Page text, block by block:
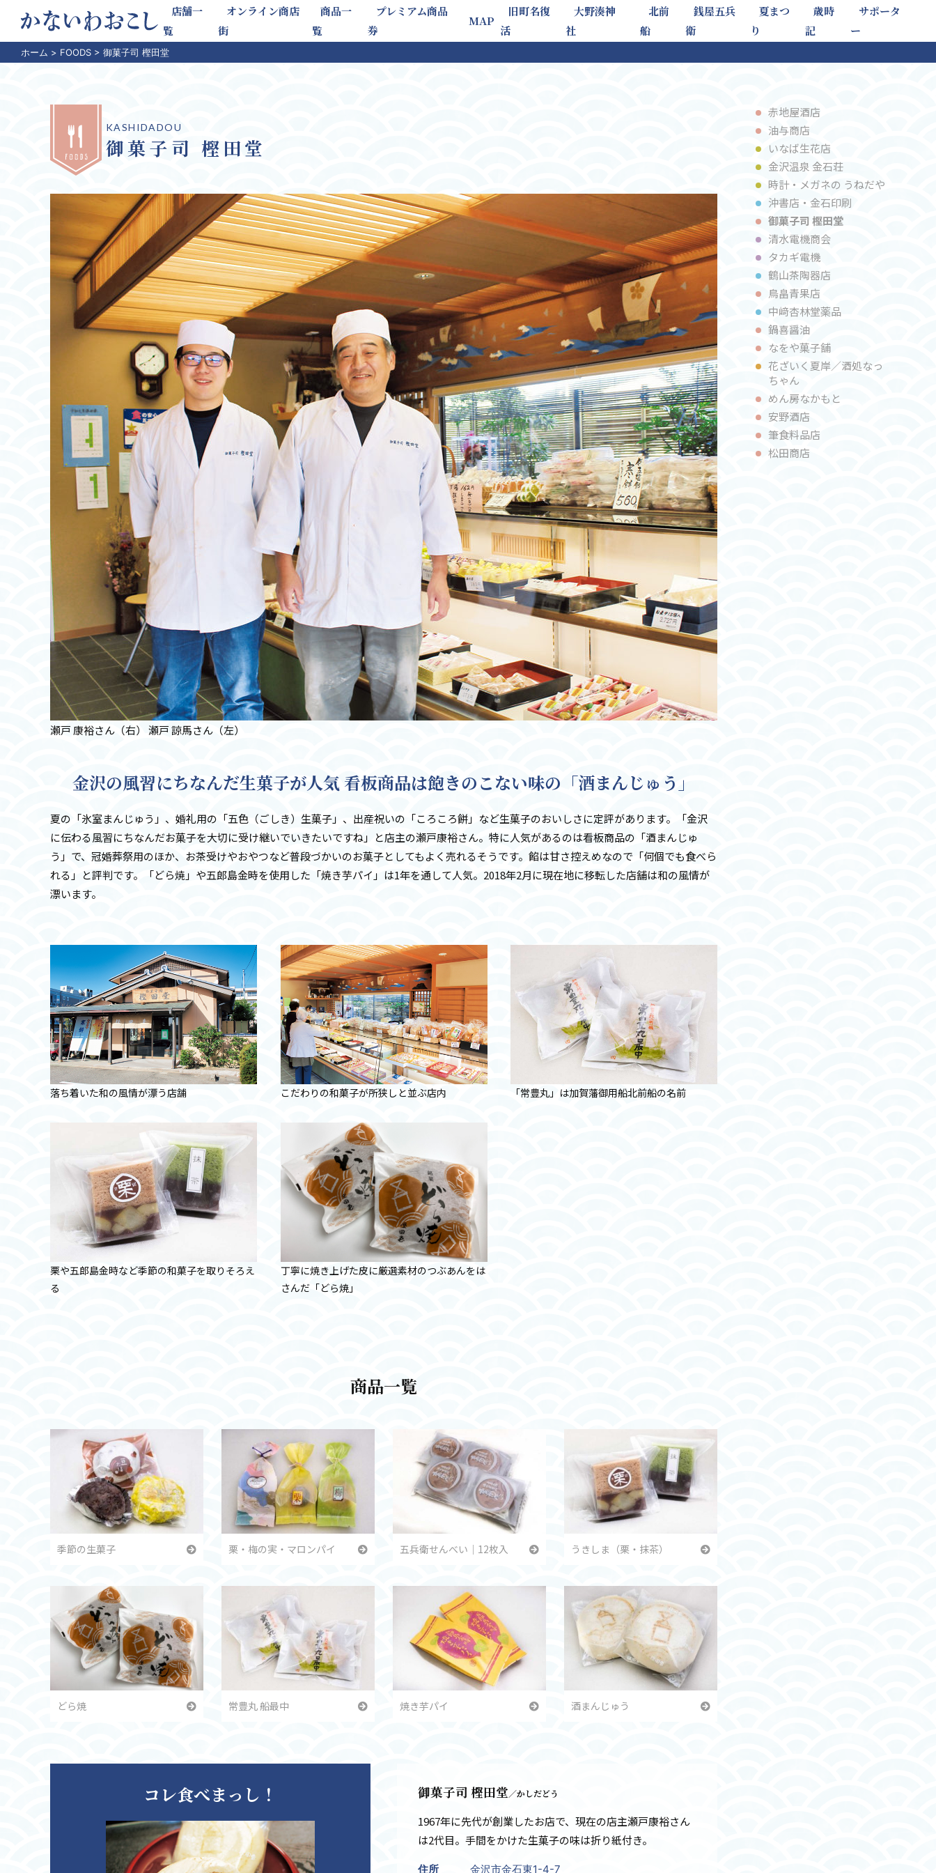
店舗一
覧
オンライン商店
街
商品一
覧
プレミアム商品
券
MAP
旧町名復
活
大野湊神
社
北前
船
銭屋五兵
衛
夏まつ
り
歳時
記
サポータ
ー
ホーム > FOODS > 御菓子司 樫⽥堂
KASHIDADOU
御菓子司 樫⽥堂
瀬戸 康裕さん（右） 瀬戸 諒馬さん（左）
金沢の風習にちなんだ生菓子が人気 看板商品は飽きのこない味の「酒まんじゅう」
夏の「氷室まんじゅう」、婚礼用の「五色（ごしき）生菓子」、出産祝いの「ころころ餅」など生菓子のおいしさに定評があります。「金沢
に伝わる風習にちなんだお菓子を大切に受け継いでいきたいですね」と店主の瀬戸康裕さん。特に人気があるのは看板商品の「酒まんじゅ
う」で、冠婚葬祭用のほか、お茶受けやおやつなど普段づかいのお菓子としてもよく売れるそうです。餡は甘さ控えめなので「何個でも食べら
れる」と評判です。「どら焼」や五郎島金時を使用した「焼き芋パイ」は1年を通して人気。2018年2月に現在地に移転した店舗は和の風情が
漂います。
落ち着いた和の風情が漂う店舗 こだわりの和菓子が所狭しと並ぶ店内 「常豊丸」は加賀藩御用船北前船の名前
栗や五郎島金時など季節の和菓子を取りそろえ
る
丁寧に焼き上げた皮に厳選素材のつぶあんをは
さんだ「どら焼」
商品一覧
季節の生菓子 栗・梅の実・マロンパイ 五兵衛せんべい｜12枚入 うきしま（栗・抹茶）
どら焼 常豊丸 船最中 焼き芋パイ 酒まんじゅう
コレ食べまっし！ 御菓子司 樫⽥堂／かしだどう
1967年に先代が創業したお店で、現在の店主瀬戸康裕さん
は2代目。手間をかけた生菓子の味は折り紙付き。
住所 金沢市金石東1-4-7
赤地屋酒店
油与商店
いなば⽣花店
金沢温泉 金石荘
時計・メガネの うねだや
沖書店・⾦⽯印刷
御菓子司 樫⽥堂
清⽔電機商会
タカギ電機
鶴⼭茶陶器店
⿃畠⻘果店
中﨑杏林堂薬品
鍋喜醤油
なをや菓⼦舗
花ざいく夏岸／酒処なっ
ちゃん
めん房なかもと
安野酒店
筆⾷料品店
松田商店